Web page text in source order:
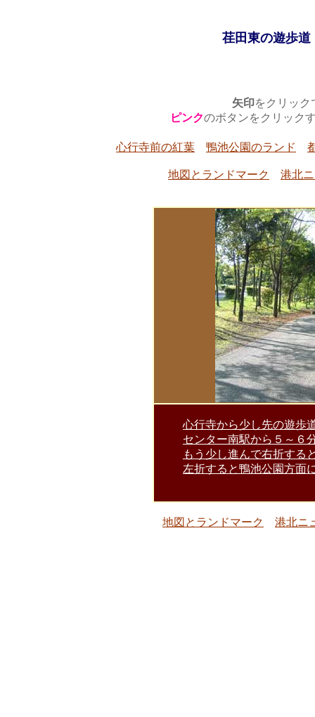
荏田東の遊歩道
矢印をクリック
ピンクのボタンをクリック
心行寺前の紅葉 鴨池公園のランド
地図とランドマーク 港北
心行寺から少し先の遊歩
センター南駅から５～６
もう少し進んで右折する
左折すると鴨池公園方面
地図とランドマーク 港北ニ